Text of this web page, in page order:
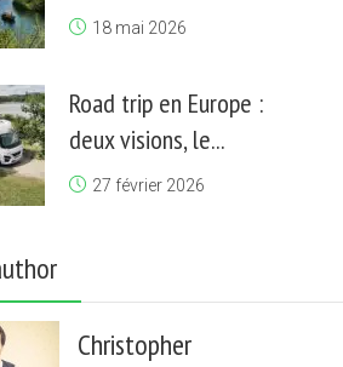
18 mai 2026
Road trip en Europe :
deux visions, le...
27 février 2026
Christopher